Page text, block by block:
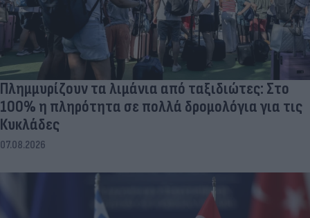
Πλημμυρίζουν τα λιμάνια από ταξιδιώτες: Στο
100% η πληρότητα σε πολλά δρομολόγια για τις
Κυκλάδες
07.08.2026